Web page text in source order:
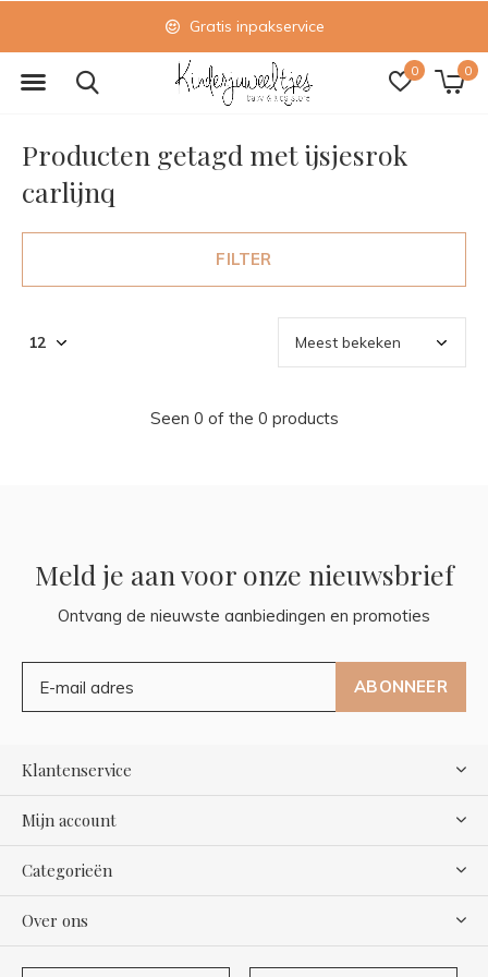
0 0
Gratis inpakservice
Producten getagd met ijsjesrok
carlijnq
FILTER
Seen 0 of the 0 products
Meld je aan voor onze nieuwsbrief
Ontvang de nieuwste aanbiedingen en promoties
ABONNEER
Klantenservice
Mijn account
Categorieën
Over ons